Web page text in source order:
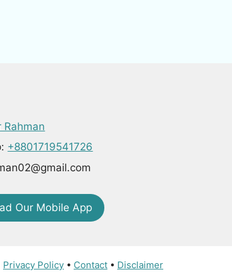
Rahman
+8801719541726
Our Mobile App
Privacy Policy • Contact • Disclaimer